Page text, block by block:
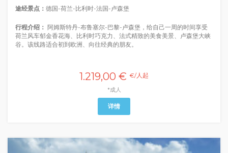
途经景点： 德国-荷兰-比利时-法国-卢森堡
行程介绍： 阿姆斯特丹-布鲁塞尔-巴黎-卢森堡，给自己一周的时间享受
荷兰风车郁金香花海、比利时巧克力、法式精致的美食美景、卢森堡大峡
谷。该线路适合初到欧洲、向往经典的朋友。
1.219,00 € €/人起
*成人
详情